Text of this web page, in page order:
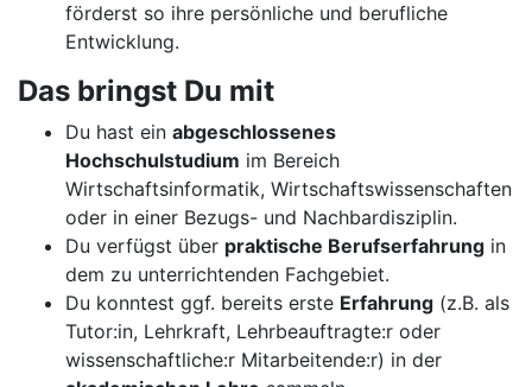
förderst so ihre persönliche und berufliche
Entwicklung.
Das bringst Du mit
Du hast ein abgeschlossenes
Hochschulstudium im Bereich
Wirtschaftsinformatik, Wirtschaftswissenschaften
oder in einer Bezugs- und Nachbardisziplin.
Du verfügst über praktische Berufserfahrung in
dem zu unterrichtenden Fachgebiet.
Du konntest ggf. bereits erste Erfahrung (z.B. als
Tutor:in, Lehrkraft, Lehrbeauftragte:r oder
wissenschaftliche:r Mitarbeitende:r) in der